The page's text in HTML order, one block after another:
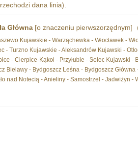
dana linia).
Główna[o znaczeniu pierwszorzędnym]
Kujawskie - Warząchewka - Włocławek -
- Turzno Kujawskie - Aleksandrów Kujawski -
- Cierpice-Kąkol - Przyłubie - Solec Kujawski -
Bielawy - Bydgoszcz Leśna - Bydgoszcz
nad Notecią - Anieliny - Samostrzel - Jadwiżyn -